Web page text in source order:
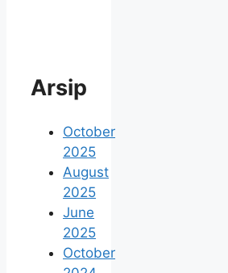
Arsip
October
2025
August
2025
June
2025
October